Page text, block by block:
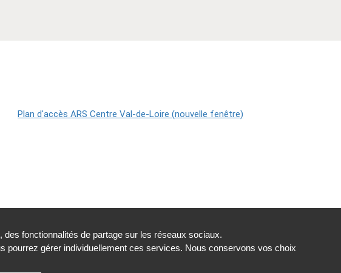
fonctionnalités de partage sur les réseaux sociaux.
pourrez gérer individuellement ces services. Nous conservons vos choix
: partiellement conforme Gestion des cookies